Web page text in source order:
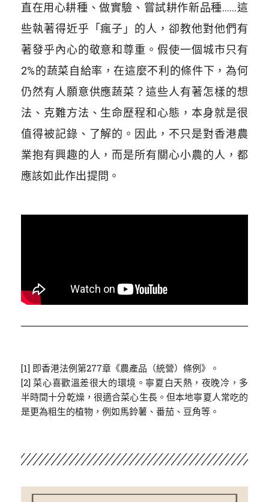
直在用心耕種、做實驗、嘗試耕作新品種……這
些執著得近乎「瘋子」的人，卻教他對他們有
著發乎內心的敬意和尊重。假使一個城市只有
2%的蔬菜自給率，在這麼不利的條件下，為何
仍然有人願意供應蔬菜？這些人有著怎樣的想
法、克難方法、生命歷程和心態，本身就是很
值得被記錄、了解的。因此，不只是對香港農
業抱有興趣的人，而是所有關心小農的人，都
應該如此作出提問。
[1] 即香港法例第277章《農產品（統營）條例》。
[2] 菜心喜歡溫差很大的環境。寧夏白天熱，夜晚冷，多
半時間十分乾燥，很適合菜心生長。但本地寧夏人常吃的
是更為粗生的植物，例如馬鈴薯、番茄、豆角等。